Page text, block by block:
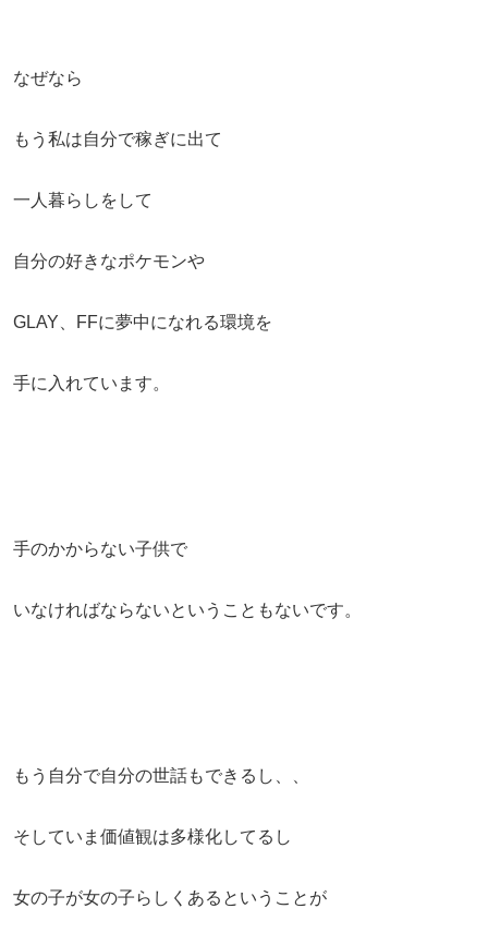
なぜなら
もう私は自分で稼ぎに出て
一人暮らしをして
自分の好きなポケモンや
GLAY、FFに夢中になれる環境を
手に入れています。
手のかからない子供で
いなければならないということもないです。
もう自分で自分の世話もできるし、、
そしていま価値観は多様化してるし
女の子が女の子らしくあるということが